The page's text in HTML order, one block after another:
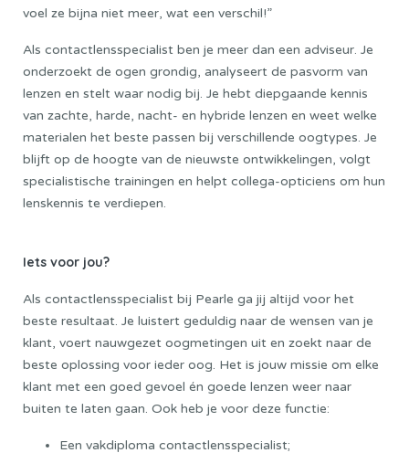
voel ze bijna niet meer, wat een verschil!”
Als contactlensspecialist ben je meer dan een adviseur. Je
onderzoekt de ogen grondig, analyseert de pasvorm van
lenzen en stelt waar nodig bij. Je hebt diepgaande kennis
van zachte, harde, nacht- en hybride lenzen en weet welke
materialen het beste passen bij verschillende oogtypes. Je
blijft op de hoogte van de nieuwste ontwikkelingen, volgt
specialistische trainingen en helpt collega-opticiens om hun
lenskennis te verdiepen.
Iets voor jou?
Als contactlensspecialist bij Pearle ga jij altijd voor het
beste resultaat. Je luistert geduldig naar de wensen van je
klant, voert nauwgezet oogmetingen uit en zoekt naar de
beste oplossing voor ieder oog. Het is jouw missie om elke
klant met een goed gevoel én goede lenzen weer naar
buiten te laten gaan. Ook heb je voor deze functie:
Een vakdiploma contactlensspecialist;